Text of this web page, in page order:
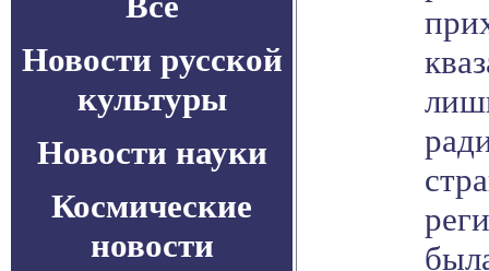
Новости русской
культуры
Новости науки
Космические
новости